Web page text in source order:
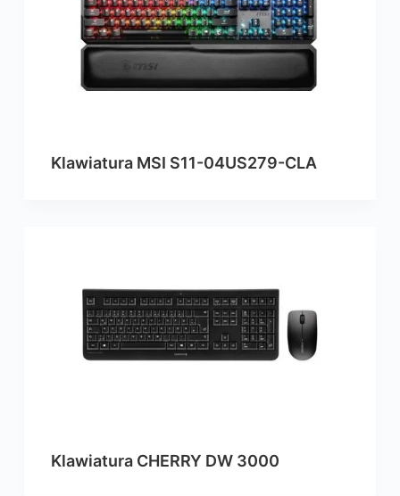
Klawiatura MSI S11-04US279-CLA
Klawiatura CHERRY DW 3000